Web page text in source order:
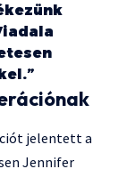
jelentett a
Jennifer